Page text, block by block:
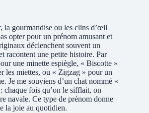
la gourmandise ou les clins d’œil
opter pour un prénom amusant et
déclenchent souvent un
racontent une petite histoire. Par
une minette espiègle, « Biscotte »
les miettes, ou « Zigzag » pour un
Je me souviens d’un chat nommé «
chaque fois qu’on le sifflait, on
navale. Ce type de prénom donne
la joie au quotidien.